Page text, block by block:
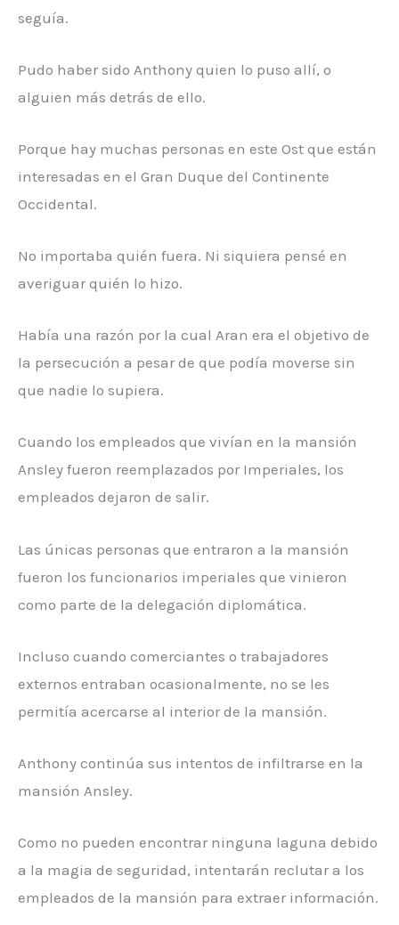
seguía.
Pudo haber sido Anthony quien lo puso allí, o
alguien más detrás de ello.
Porque hay muchas personas en este Ost que están
interesadas en el Gran Duque del Continente
Occidental.
No importaba quién fuera. Ni siquiera pensé en
averiguar quién lo hizo.
Había una razón por la cual Aran era el objetivo de
la persecución a pesar de que podía moverse sin
que nadie lo supiera.
Cuando los empleados que vivían en la mansión
Ansley fueron reemplazados por Imperiales, los
empleados dejaron de salir.
Las únicas personas que entraron a la mansión
fueron los funcionarios imperiales que vinieron
como parte de la delegación diplomática.
Incluso cuando comerciantes o trabajadores
externos entraban ocasionalmente, no se les
permitía acercarse al interior de la mansión.
Anthony continúa sus intentos de infiltrarse en la
mansión Ansley.
Como no pueden encontrar ninguna laguna debido
a la magia de seguridad, intentarán reclutar a los
empleados de la mansión para extraer información.